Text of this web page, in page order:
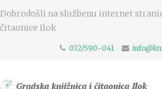
Dobrodošli na službenu internet
čitaonice Ilok
032/590-041